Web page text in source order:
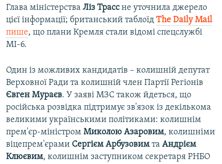
Глава міністерства Ліз Трассне уточнила джерело
цієї інформації; британський таблоїд The Daily Mail
пише, що плани Кремля стали відомі спецслужбі
МІ-6.
Один із можливих кандидатів – колишній депутат
Верховної Ради та колишній член Партії Регіонів
Євген Мураєв. У заяві МЗС також йдеться, що
російська розвідка підтримує зв'язок із декількома
великими українськими політиками: колишнім
прем'єр-міністром Миколою Азаровим, колишніми
віцепрем'єрами Сергієм Арбузовим та Андрієм
Клюєвим, колишнім заступником секретаря РНБО